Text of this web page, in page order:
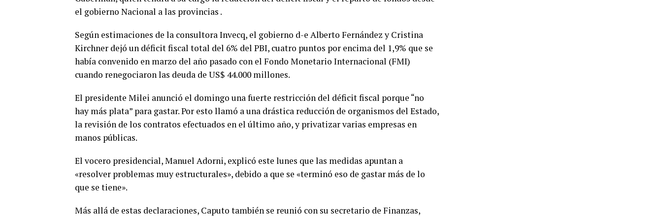
el gobierno Nacional a las provincias .
Según estimaciones de la consultora Invecq, el gobierno d-e Alberto Fernández y Cristina
Kirchner dejó un déficit fiscal total del 6% del PBI, cuatro puntos por encima del 1,9% que se
había convenido en marzo del año pasado con el Fondo Monetario Internacional (FMI)
cuando renegociaron las deuda de US$ 44.000 millones.
El presidente Milei anunció el domingo una fuerte restricción del déficit fiscal porque “no
hay más plata” para gastar. Por esto llamó a una drástica reducción de organismos del Estado,
la revisión de los contratos efectuados en el último año, y privatizar varias empresas en
manos públicas.
El vocero presidencial, Manuel Adorni, explicó este lunes que las medidas apuntan a
«resolver problemas muy estructurales», debido a que se «terminó eso de gastar más de lo
que se tiene».
Más allá de estas declaraciones, Caputo también se reunió con su secretario de Finanzas,